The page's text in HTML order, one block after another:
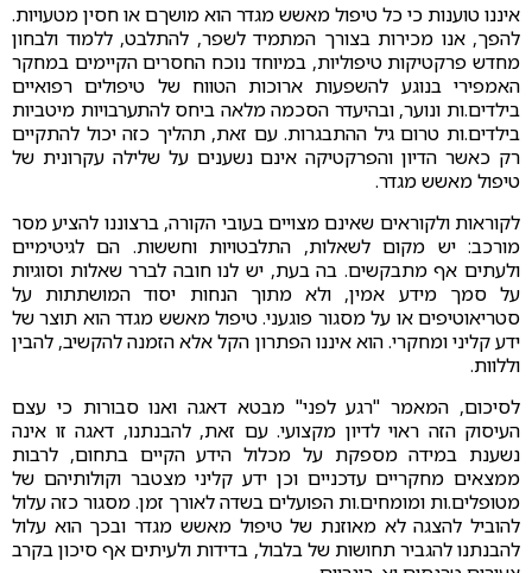
איננו טוענות כי כל טיפול מאשש מגדר הוא מושךם או חסין מטעויות.
להפך, אנו מכירות בצורך המתמיד לשפר, להתלבט, ללמוד ולבחון
מחדש פרקטיקות טיפוליות, במיוחד נוכח החסרים הקיימים במחקר
האמפירי בנוגע להשפעות ארוכות הטווח של טיפולים רפואיים
בילדים.ות ונוער, ובהיעדר הסכמה מלאה ביחס להתערבויות מיטביות
בילדים.ות טרום גיל ההתבגרות. עם זאת, תהליך כזה יכול להתקיים
רק כאשר הדיון והפרקטיקה אינם נשענים על שלילה עקרונית של
טיפול מאשש מגדר.
לקוראות ולקוראים שאינם מצויים בעובי הקורה, ברצוננו להציע מסר
מורכב: יש מקום לשאלות, התלבטויות וחששות. הם לגיטימיים
ולעתים אף מתבקשים. בה בעת, יש לנו חובה לברר שאלות וסוגיות
על סמך מידע אמין, ולא מתוך הנחות יסוד המושתתות על
סטריאוטיפים או על מסגור פוגעני. טיפול מאשש מגדר הוא תוצר של
ידע קליני ומחקרי. הוא איננו הפתרון הקל אלא הזמנה להקשיב, להבין
וללוות.
לסיכום, המאמר "רגע לפני" מבטא דאגה ואנו סבורות כי עצם
העיסוק הזה ראוי לדיון מקצועי. עם זאת, להבנתנו, דאגה זו אינה
נשענת במידה מספקת על מכלול הידע הקיים בתחום, לרבות
ממצאים מחקריים עדכניים וכן ידע קליני מצטבר וקולותיהם של
מטופלים.ות ומומחים.ות הפועלים בשדה לאורך זמן. מסגור כזה עלול
להוביל להצגה לא מאוזנת של טיפול מאשש מגדר ובכך הוא עלול
להבנתנו להגביר תחושות של בלבול, בדידות ולעיתים אף סיכון בקרב